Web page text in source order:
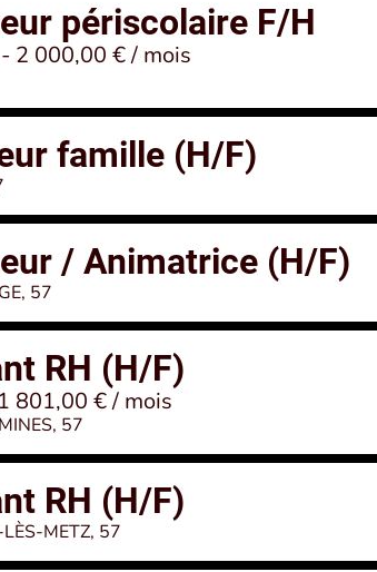
périscolaire F/H
2 000,00 € / mois
famille (H/F)
/ Animatrice (H/F)
57
RH (H/F)
801,00 € / mois
57
RH (H/F)
METZ, 57